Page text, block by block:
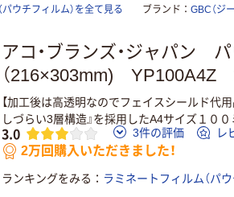
ウチフィルム）を全て見る ブランド GBC（ジ
アコ・ブランズ・ジャパン
（216×303mm) YP100A4Z
【加工後は高透明なのでフェイスシールド代用
しづらい3層構造』を採用したA4サイズ１０
3.0 3件の評価 レ
2万回購入いただきました！
ランキングをみる ラミネートフィルム（パウ